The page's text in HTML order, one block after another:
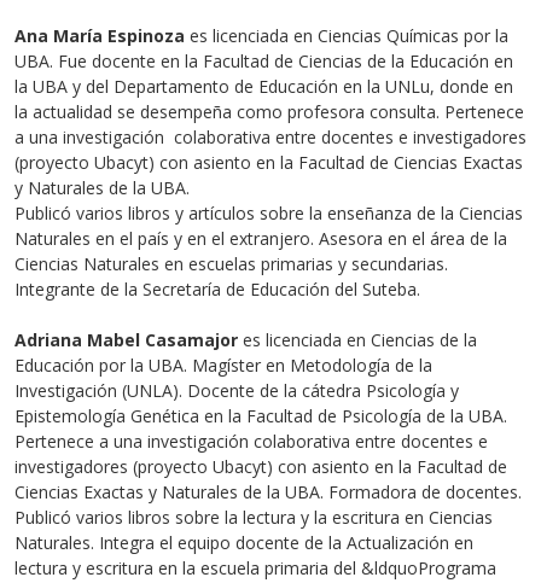
Ana María Espinoza es licenciada en Ciencias Químicas por la
UBA. Fue docente en la Facultad de Ciencias de la Educación en
la UBA y del Departamento de Educación en la UNLu, donde en
la actualidad se desempeña como profesora consulta. Pertenece
a una investigación colaborativa entre docentes e investigadores
(proyecto Ubacyt) con asiento en la Facultad de Ciencias Exactas
y Naturales de la UBA.
Publicó varios libros y artículos sobre la enseñanza de la Ciencias
Naturales en el país y en el extranjero. Asesora en el área de la
Ciencias Naturales en escuelas primarias y secundarias.
Integrante de la Secretaría de Educación del Suteba.
Adriana Mabel Casamajor es licenciada en Ciencias de la
Educación por la UBA. Magíster en Metodología de la
Investigación (UNLA). Docente de la cátedra Psicología y
Epistemología Genética en la Facultad de Psicología de la UBA.
Pertenece a una investigación colaborativa entre docentes e
investigadores (proyecto Ubacyt) con asiento en la Facultad de
Ciencias Exactas y Naturales de la UBA. Formadora de docentes.
Publicó varios libros sobre la lectura y la escritura en Ciencias
Naturales. Integra el equipo docente de la Actualización en
lectura y escritura en la escuela primaria del &ldquoPrograma